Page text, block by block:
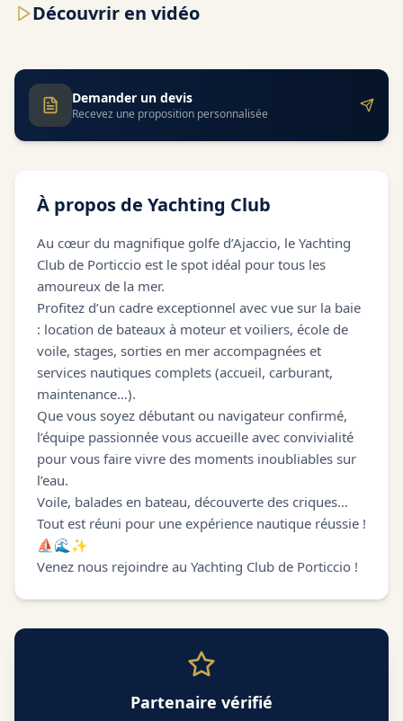
Découvrir en vidéo
Demander un devis
Recevez une proposition personnalisée
À propos de Yachting Club
Au cœur du magnifique golfe d’Ajaccio, le Yachting
Club de Porticcio est le spot idéal pour tous les
amoureux de la mer.
Profitez d’un cadre exceptionnel avec vue sur la baie
: location de bateaux à moteur et voiliers, école de
voile, stages, sorties en mer accompagnées et
services nautiques complets (accueil, carburant,
maintenance…).
Que vous soyez débutant ou navigateur confirmé,
l’équipe passionnée vous accueille avec convivialité
pour vous faire vivre des moments inoubliables sur
l’eau.
Voile, balades en bateau, découverte des criques…
Tout est réuni pour une expérience nautique réussie !
⛵🌊✨
Venez nous rejoindre au Yachting Club de Porticcio !
Partenaire vérifié